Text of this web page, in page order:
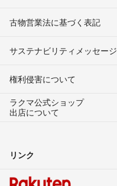
古物営業法に基づく表記
サステナビリティメッセージ
権利侵害について
ラクマ公式ショップ
出店について
リンク